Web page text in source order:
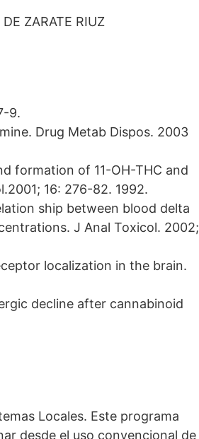
ZARATE RIUZ
9.
Drug Metab Dispos. 2003
formation of 11-OH-THC and
16: 276-82. 1992.
ship between blood delta
J Anal Toxicol. 2002;
localization in the brain.
decline after cannabinoid
Locales. Este programa
desde el uso convencional de